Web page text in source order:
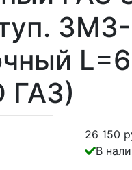
26 150
В